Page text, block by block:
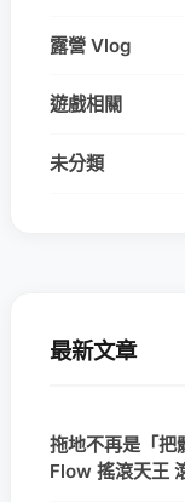
露營 Vlog
遊戲相關
未分類
最新文章
拖地不再是「
Flow 搖滾天王